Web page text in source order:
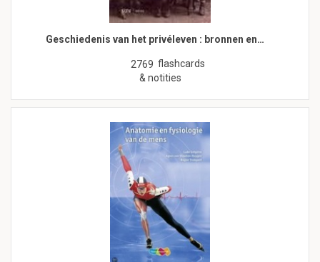
Geschiedenis van het privéleven : bronnen en…
2769 flashcards
& notities